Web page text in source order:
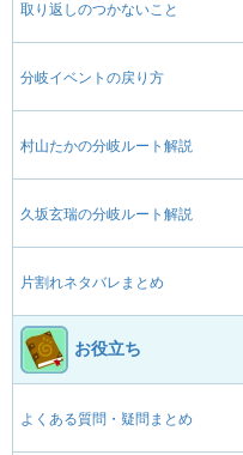
取り返しのつかないこと
分岐イベントの戻り方
村山たかの分岐ルート解説
久坂玄瑞の分岐ルート解説
片割れネタバレまとめ
お役立ち
よくある質問・疑問まとめ